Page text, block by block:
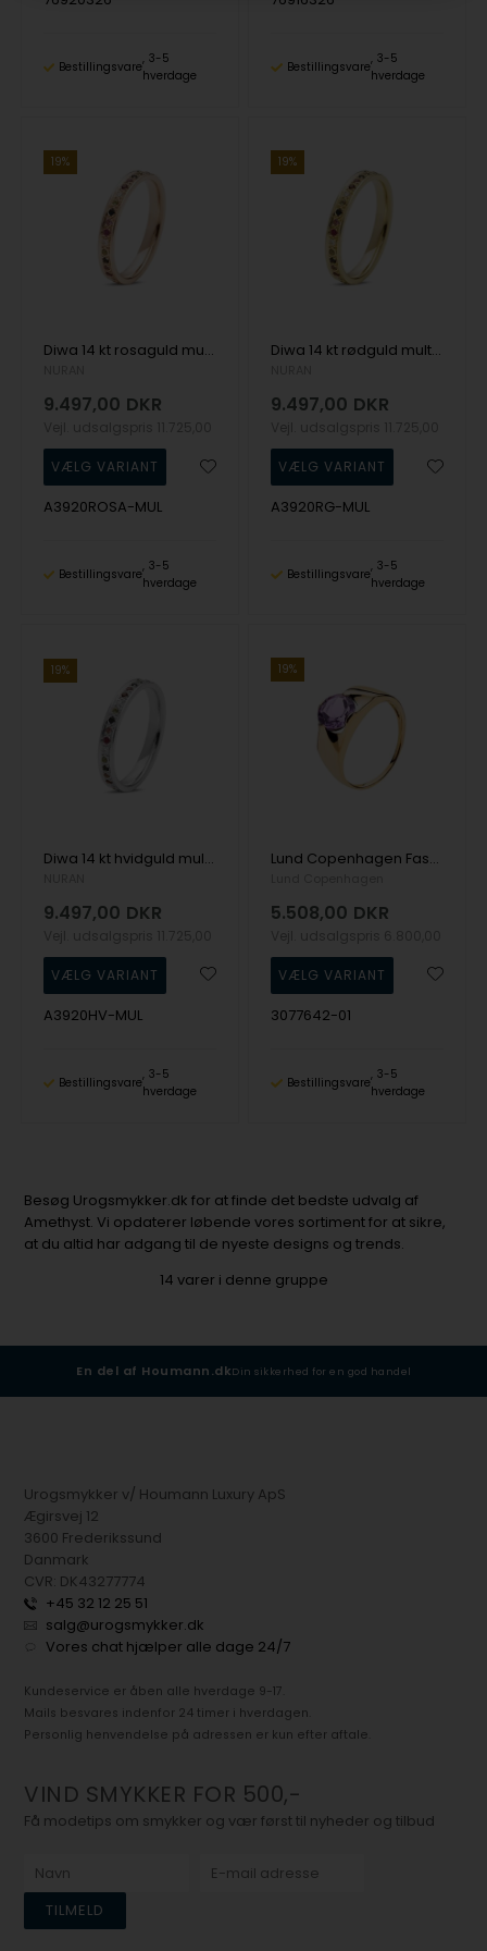
Bestillingsvare
3-5
hverdage
Bestillingsvare
3-5
hverdage
19%
Diwa 14 kt rosaguld multifarvet alliance ring, fra Nuran
9.497,00 DKR
A3920ROSA-MUL
Bestillingsvare
3-5
hverdage
19%
Diwa 14 kt rødguld multifarvet alliance ring, fra Nuran
9.497,00 DKR
A3920RG-MUL
Bestillingsvare
3-5
hverdage
19%
Diwa 14 kt hvidguld multifarvet alliance ring, fra Nuran
9.497,00 DKR
A3920HV-MUL
Bestillingsvare
3-5
hverdage
19%
Lund Copenhagen Fashion by Lund Copenhagen 8 kt rødguld fingerring med lilla amethyst
5.508,00 DKR
3077642-01
Bestillingsvare
3-5
hverdage
Besøg Urogsmykker.dk for at finde det bedste udvalg af
Amethyst. Vi opdaterer løbende vores sortiment for at sikre,
at du altid har adgang til de nyeste designs og trends.
14 varer i denne gruppe
En del af Houmann.dkDin sikkerhed for en god handel
Urogsmykker v/ Houmann Luxury ApS
Ægirsvej 12
3600 Frederikssund
Danmark
CVR: DK43277774
+45 32 12 25 51
salg@urogsmykker.dk
Vores chat hjælper alle dage 24/7
Kundeservice er åben alle hverdage 9-17.
Mails besvares indenfor 24 timer i hverdagen.
Personlig henvendelse på adressen er kun efter aftale.
VIND SMYKKER FOR 500,-
Få modetips om smykker og vær først til nyheder og tilbud